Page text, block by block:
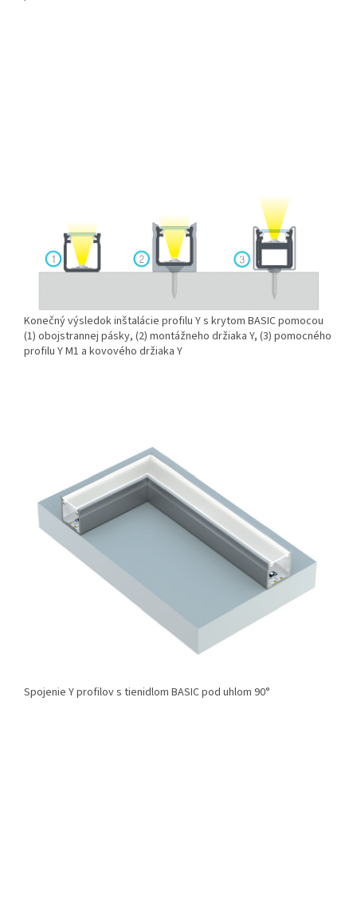
Konečný výsledok inštalácie profilu Y s krytom BASIC pomocou
(1) obojstrannej pásky, (2) montážneho držiaka Y, (3) pomocného
profilu Y M1 a kovového držiaka Y
Spojenie Y profilov s tienidlom BASIC pod uhlom 90°